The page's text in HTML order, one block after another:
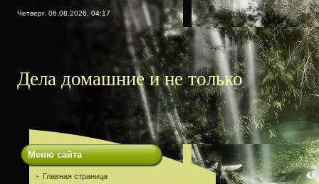
Четверг, 06.08.2026, 04:17
Дела домашние и не только
Меню сайта
Главная страница